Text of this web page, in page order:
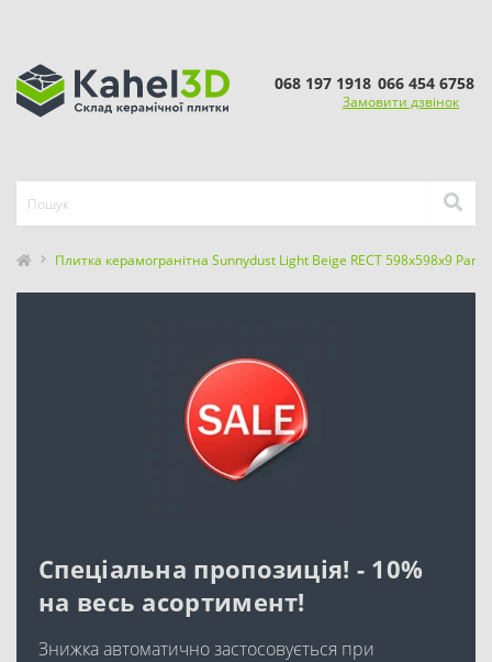
068 197 1918 066 454 6758
Замовити дзвінок
Плитка керамогранітна Sunnydust Light Beige RECT 598x598x9
Спеціальна пропозиція! - 10%
на весь асортимент!
Знижка автоматично застосовується при